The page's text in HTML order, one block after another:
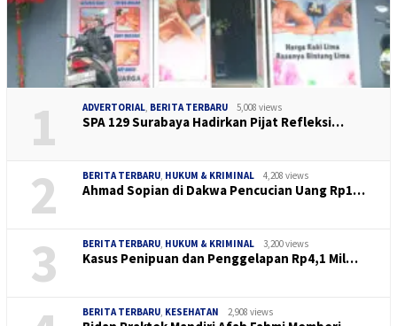
1 ADVERTORIAL, BERITA TERBARU 5,008 views
SPA 129 Surabaya Hadirkan Pijat Refleksi…
2 BERITA TERBARU, HUKUM & KRIMINAL 4,208 views
Ahmad Sopian di Dakwa Pencucian Uang Rp1…
3 BERITA TERBARU, HUKUM & KRIMINAL 3,200 views
Kasus Penipuan dan Penggelapan Rp4,1 Mil…
BERITA TERBARU, KESEHATAN 2,908 views